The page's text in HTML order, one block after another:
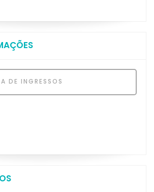
DE INGRESSOS